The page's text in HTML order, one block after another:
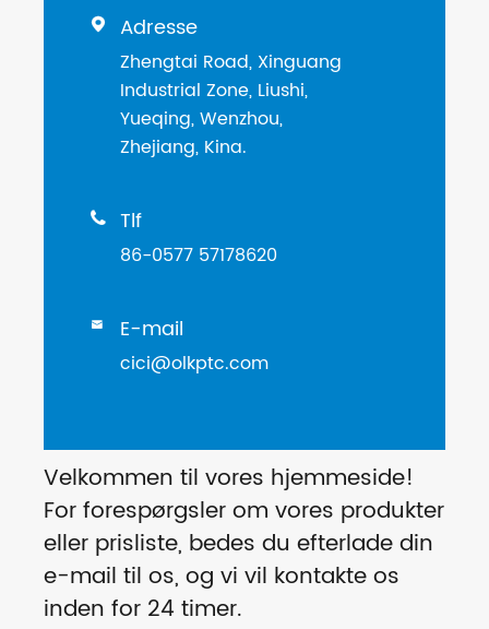
 Adresse
Zhengtai Road, Xinguang
Industrial Zone, Liushi,
Yueqing, Wenzhou,
Zhejiang, Kina.
 Tlf
86-0577 57178620
 E-mail
cici@olkptc.com
Velkommen til vores hjemmeside!
For forespørgsler om vores produkter
eller prisliste, bedes du efterlade din
e-mail til os, og vi vil kontakte os
inden for 24 timer.